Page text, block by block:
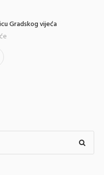
Gradskog vijeća